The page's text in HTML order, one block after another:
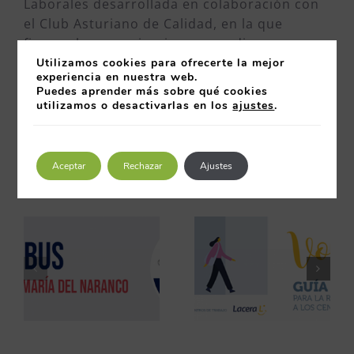
Laborales desarrollada en colaboración con
el Club Asturiano de Calidad, en la que
figuran las organizaciones que disponen en
Asturias de un certificado OHSAS 18001.
Está disponible en
https://www.clubcalidad.com/censo_ohsas/
Artículos relacionados
Utilizamos cookies para ofrecerte la mejor
experiencia en nuestra web.
Puedes aprender más sobre qué cookies
utilizamos o desactivarlas en losajustes.
Aceptar Rechazar Ajustes